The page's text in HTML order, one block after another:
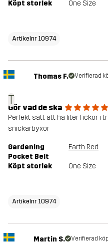
Köpt storlek One Size
Artikelnr 10974
T
Thomas F. Verifierad
Gör vad de ska
Perfekt sätt att ha liter fickor i
snickarbyxor
Gardening
Pocket Belt
Earth Red
Köpt storlek One Size
Artikelnr 10974
Martin S. Verifierad